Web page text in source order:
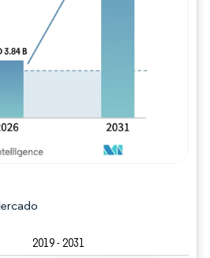
2019 - 2031
Imagen © Mordor Intelligence. El uso